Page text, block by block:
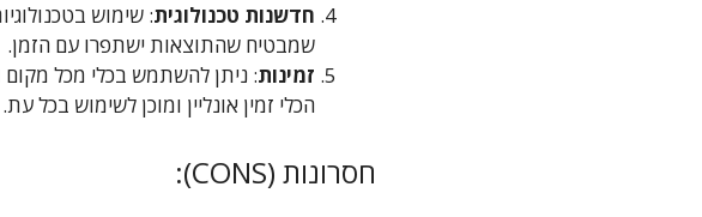
חדשנות טכנולוגית
שמבטיח שהתוצאות ישתפרו עם הזמן.
זמינות: ניתן להשתמש בכלי מכל מקום
הכלי זמין אונליין ומוכן לשימוש בכל עת.
חסרונות (CONS):